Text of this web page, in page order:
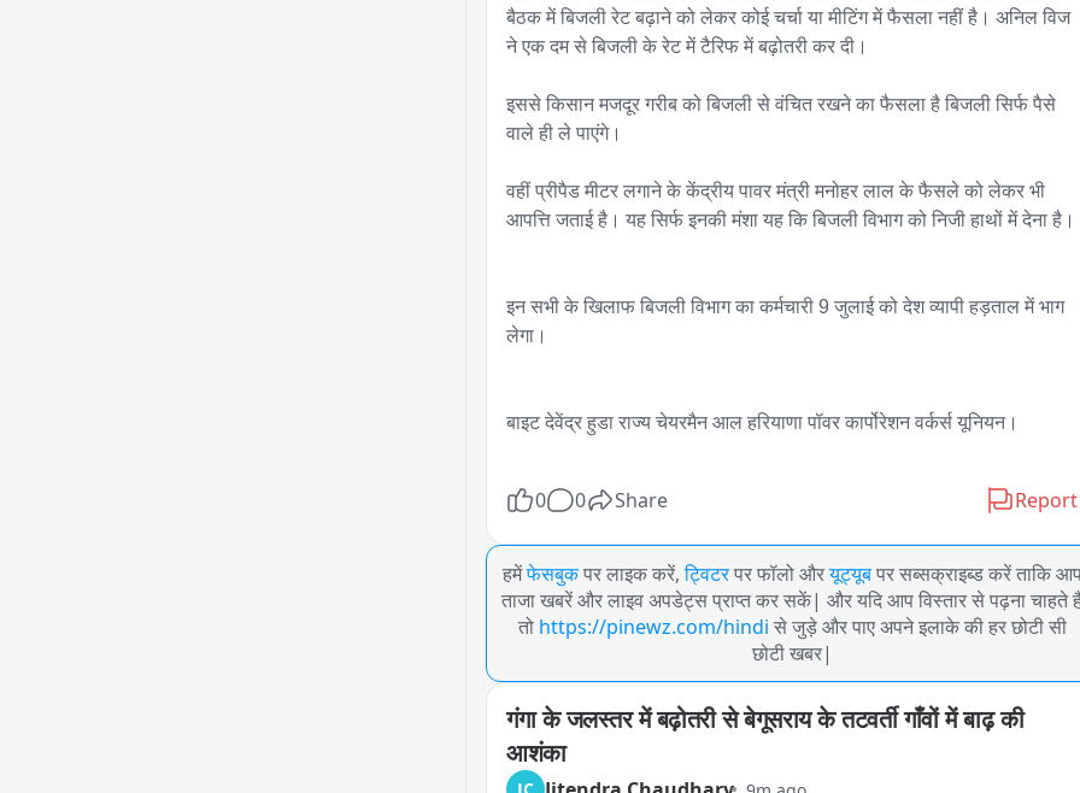
बैठक में बिजली रेट बढ़ाने को लेकर कोई चर्चा या मीटिंग में फैसला नहीं है। अनिल विज
ने एक दम से बिजली के रेट में टैरिफ में बढ़ोतरी कर दी।
इससे किसान मजदूर गरीब को बिजली से वंचित रखने का फैसला है बिजली सिर्फ पैसे
वाले ही ले पाएंगे।
वहीं प्रीपैड मीटर लगाने के केंद्रीय पावर मंत्री मनोहर लाल के फैसले को लेकर भी
आपत्ति जताई है। यह सिर्फ इनकी मंशा यह कि बिजली विभाग को निजी हाथों में देना है।
इन सभी के खिलाफ बिजली विभाग का कर्मचारी 9 जुलाई को देश व्यापी हड़ताल में भाग
लेगा।
बाइट देवेंद्र हुडा राज्य चेयरमैन आल हरियाणा पॉवर कार्पोरेशन वर्कर्स यूनियन।
0 0 Share Report
हमेंफेसबुक पर लाइक करें, ट्विटर पर फॉलो औरयूट्यूब पर सब्सक्राइब्ड करें ताकि
ताजा खबरें और लाइव अपडेट्स प्राप्त कर सकें| और यदि आप विस्तार से पढ़ना चाहते
तो https://pinewz.com/hindi से जुड़े और पाए अपने इलाके की हर छोटी सी
छोटी खबर|
गंगा के जलस्तर में बढ़ोतरी से बेगूसराय के तटवर्ती गाँवों में बाढ़ की
आशंका